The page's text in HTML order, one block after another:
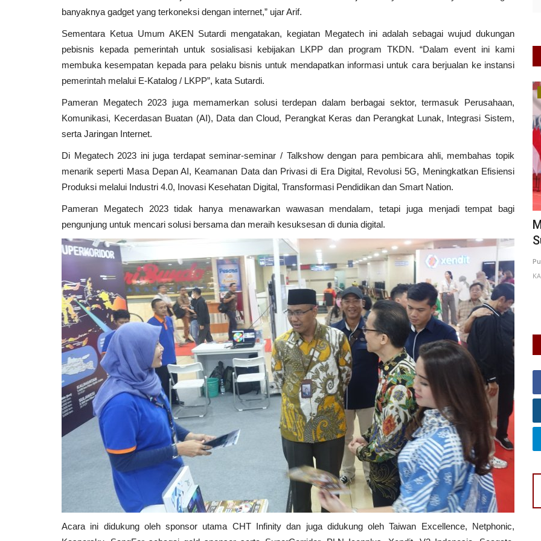
banyaknya gadget yang terkoneksi dengan internet,” ujar Arif.
Sementara Ketua Umum AKEN Sutardi mengatakan, kegiatan Megatech ini adalah sebagai wujud dukungan
pebisnis kepada pemerintah untuk sosialisasi kebijakan LKPP dan program TKDN. “Dalam event ini kami
membuka kesempatan kepada para pelaku bisnis untuk mendapatkan informasi untuk cara berjualan ke instansi
pemerintah melalui E-Katalog / LKPP”, kata Sutardi.
Pameran Megatech 2023 juga memamerkan solusi terdepan dalam berbagai sektor, termasuk Perusahaan,
Komunikasi, Kecerdasan Buatan (AI), Data dan Cloud, Perangkat Keras dan Perangkat Lunak, Integrasi Sistem,
serta Jaringan Internet.
Di Megatech 2023 ini juga terdapat seminar-seminar / Talkshow dengan para pembicara ahli, membahas topik
menarik seperti Masa Depan AI, Keamanan Data dan Privasi di Era Digital, Revolusi 5G, Meningkatkan Efisiensi
Produksi melalui Industri 4.0, Inovasi Kesehatan Digital, Transformasi Pendidikan dan Smart Nation.
Pameran Megatech 2023 tidak hanya menawarkan wawasan mendalam, tetapi juga menjadi tempat bagi
pengunjung untuk mencari solusi bersama dan meraih kesuksesan di dunia digital.
Acara ini didukung oleh sponsor utama CHT Infinity dan juga didukung oleh Taiwan Excellence, Netphonic,
Malioboro Ditargetkan Jadi Kawasan
Pedestrian di Tahun...
Wendys Feb 4, 2026 DI Yogyakarta KAB. SLEMAN
43
Laporkan
Pemda DIY Targetkan Malioboro Bebas Kendaraan
Bermotor dan Jadi Kawasan Pedestrian...
Mengemban Amanah Baru Erlin
Sulistyawati dan Bupati Malang...
Putu Ugram Swadharma Jul 24, 2026 Jawa Timur
KAB. PAMEKASAN
Laporkan